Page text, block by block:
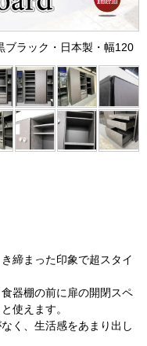
ブラック・日本製・幅120
締まった印象で超スタイ
器棚の前に扉の開閉スペ
使えます。
く、生活感をあまり出し